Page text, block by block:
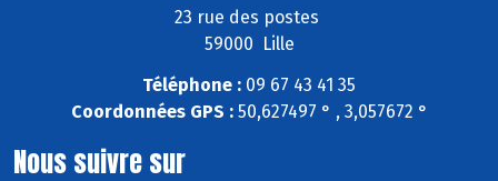
23 rue des postes
59000 Lille
Téléphone : 09 67 43 41 35
Coordonnées GPS :50,627497 ° , 3,057672 °
Nous suivre sur